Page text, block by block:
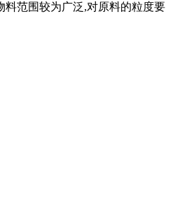
料范围较为广泛,对原料的粒度要